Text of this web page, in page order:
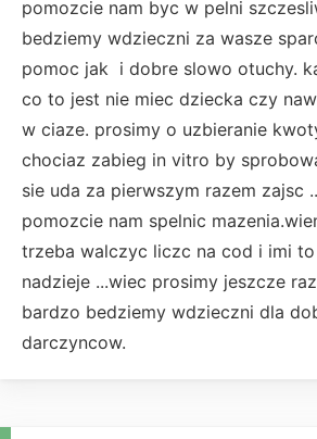
pomozcie nam byc w pelni
bedziemy wdzieczni za wasze
pomoc jak i dobre slowo otuchy.
co to jest nie miec dziecka czy
w ciaze. prosimy o uzbieranie
chociaz zabieg in vitro by
sie uda za pierwszym razem zajsc
pomozcie nam spelnic
trzeba walczyc liczc na cod i imi to
nadzieje ...wiec prosimy jeszcze
bardzo bedziemy wdzieczni dla
darczyncow.